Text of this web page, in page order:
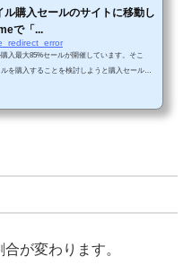
購入セールのサイトに移動し
で「...
入最大85%セールが開催しています。そこ
を購入することを検討しようと購入セールの
ルサイトに移動できませんでした。 ネットで
が変わります。